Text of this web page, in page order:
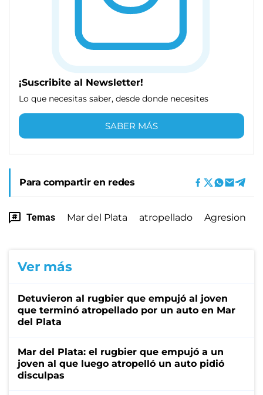
¡Suscribite al Newsletter!
Lo que necesitas saber, desde donde necesites
SABER MÁS
Para compartir en redes
Temas Mar del Plata atropellado Agresion
Ver más
Detuvieron al rugbier que empujó al joven
que terminó atropellado por un auto en Mar
del Plata
Mar del Plata: el rugbier que empujó a un
joven al que luego atropelló un auto pidió
disculpas